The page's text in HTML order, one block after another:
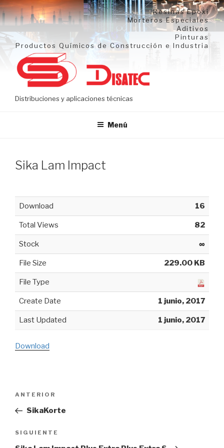
Ir
al
contenido
Resinas Epoxi
Morteros Especiales
Aditivos
Pinturas
Productos Químicos de Construcción e Industria
Distribuciones y aplicaciones técnicas
Menú
Sika Lam Impact
Download 16
Total Views 82
Stock ∞
File Size 229.00 KB
File Type
Create Date 1 junio, 2017
Last Updated 1 junio, 2017
Download
Navegación
Entrada
anterior:
ANTERIOR
SikaKorte
Siguiente
entrada
SIGUIENTE